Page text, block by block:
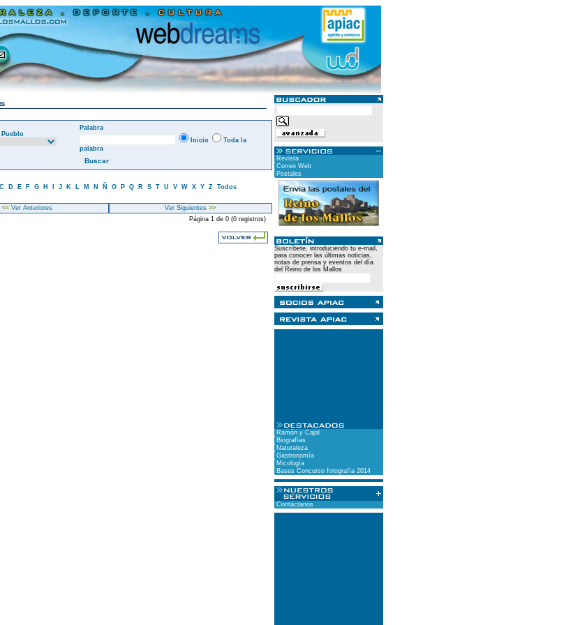
Pueblo
Palabra
Inicio
Toda la
palabra
C D E F G H J K L M N Ñ O P Q R S T U V W X Y Z Todos
<<Ver Anteriores Ver Siguientes >>
Página 1 de 0 (0 registros)
Revista
Correo Web
Postales
Suscríbete, introduciendo tu e-mail,
para conocer las últimas noticias,
notas de prensa y eventos del día
del Reino de los Mallos
Ramón y Cajal
Biografías
Naturaleza
Gastronomía
Micología
Bases Concurso fotografía 2014
Contáctanos